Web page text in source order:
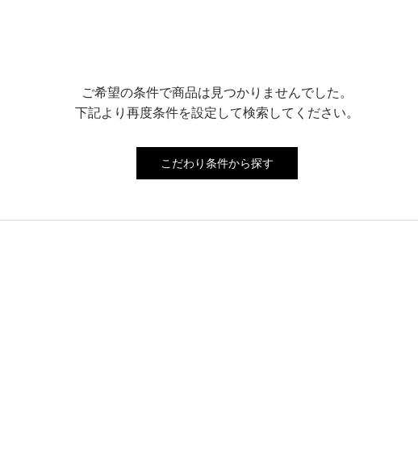
ご希望の条件で商品は見つかりませんでした。
下記より再度条件を設定して検索してください。
こだわり条件から探す